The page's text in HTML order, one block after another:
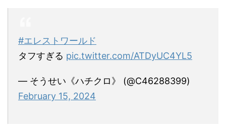
#エレストワールド
タフすぎる pic.twitter.com/ATDyUC4YL5
— そうせい《ハチクロ》 (@C46288399)
February 15, 2024